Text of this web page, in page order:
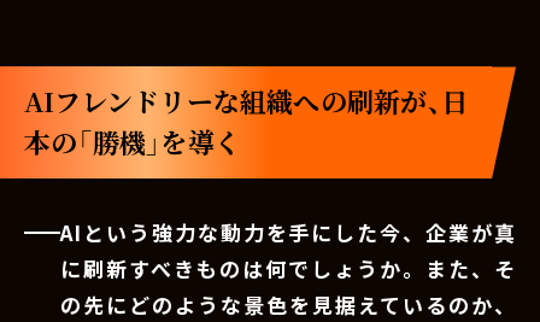
AIフレンドリーな組織への刷新が、日
本の「勝機」を導く
AIという強力な動力を手にした今、企業が真
に刷新すべきものは何でしょうか。また、そ
の先にどのような景色を見据えているのか、